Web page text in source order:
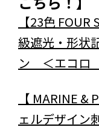
【23色
級遮光・形状
ン ＜エコロ
【 MARINE &
ェルデザイン